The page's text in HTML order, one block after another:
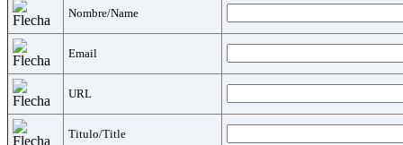
Nombre/Name
Email
URL
Titulo/Title